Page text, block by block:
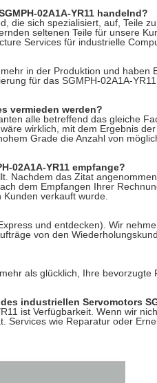
02A1A-YR11 handelnd?
die sich spezialisiert, auf, Teile
seltenen Teile für unsere
Services für industrielle
in der Produktion und haben
für das SGMPH-02A1A-
vermieden werden?
alle betreffend das gleiche
wirklich, mit dem Ergebnis
Grade die Anzahl von
02A1A-YR11 empfange?
das Zitat
dem Empfangen Ihrer
verkauft wurde.
und entdecken). Wir
von den
als glücklich, Ihre
industriellen Servomotors
ist Verfügbarkeit. Wenn wir
wie Reparatur oder